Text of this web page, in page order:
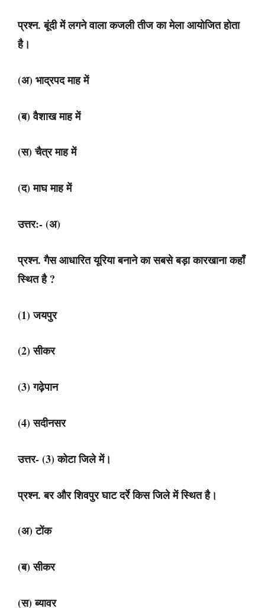
प्रश्न. बूंदी में लगने वाला कजली तीज का मेला आयोजित होता
है।
(अ) भाद्रपद माह में
(ब) वैशाख माह में
(स) चैत्र माह में
(द) माघ माह में
उत्तर:- (अ)
प्रश्न. गैस आधारित यूरिया बनाने का सबसे बड़ा कारखाना कहाँ
स्थित है ?
(1) जयपुर
(2) सीकर
(3) गढ़ेपान
(4) सदीनसर
उत्तर- (3) कोटा जिले में।
प्रश्न. बर और शिवपुर घाट दर्रे किस जिले में स्थित है।
(अ) टोंक
(ब) सीकर
(स) ब्यावर